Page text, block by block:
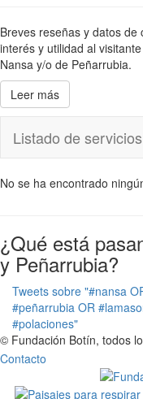
Breves reseñas y datos
interés y utilidad al
Nansa y/o de Peñarrubia.
Leer más
Listado de servicios
No se ha encontrado
¿Qué está
y Peñarrubia?
Tweets sobre "#nansa
#peñarrubia OR
#polaciones"
© Fundación Botín, todos
Contacto